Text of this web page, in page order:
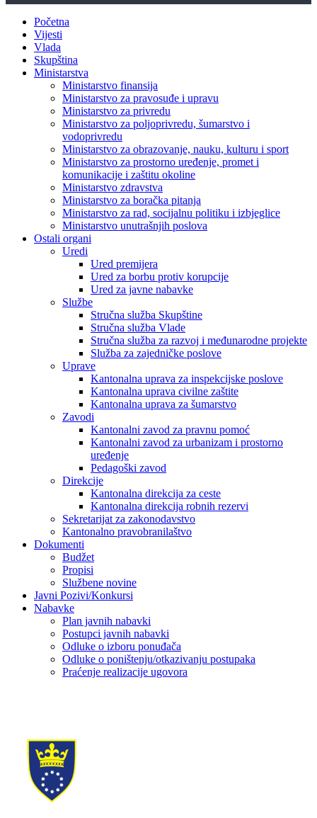
Početna
Vijesti
Vlada
Skupština
Ministarstva
Ministarstvo finansija
Ministarstvo za pravosuđe i upravu
Ministarstvo za privredu
Ministarstvo za poljoprivredu, šumarstvo i
vodoprivredu
Ministarstvo za obrazovanje, nauku, kulturu i sport
Ministarstvo za prostorno uređenje, promet i
komunikacije i zaštitu okoline
Ministarstvo zdravstva
Ministarstvo za boračka pitanja
Ministarstvo za rad, socijalnu politiku i izbjeglice
Ministarstvo unutrašnjih poslova
Ostali organi
Uredi
Ured premijera
Ured za borbu protiv korupcije
Ured za javne nabavke
Službe
Stručna služba Skupštine
Stručna služba Vlade
Stručna služba za razvoj i međunarodne projekte
Služba za zajedničke poslove
Uprave
Kantonalna uprava za inspekcijske poslove
Kantonalna uprava civilne zaštite
Kantonalna uprava za šumarstvo
Zavodi
Kantonalni zavod za pravnu pomoć
Kantonalni zavod za urbanizam i prostorno
uređenje
Pedagoški zavod
Direkcije
Kantonalna direkcija za ceste
Kantonalna direkcija robnih rezervi
Sekretarijat za zakonodavstvo
Kantonalno pravobranilaštvo
Dokumenti
Budžet
Propisi
Službene novine
Javni Pozivi/Konkursi
Nabavke
Plan javnih nabavki
Postupci javnih nabavki
Odluke o izboru ponuđača
Odluke o poništenju/otkazivanju postupaka
Praćenje realizacije ugovora